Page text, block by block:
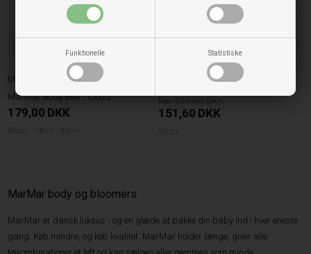
Funktionelle Statistiske
Marmar Copenhagen
Marmar Body Belli - Cloud
179,00 DKK
62cm 74cm 80cm
Marmar Copenhagen
151,60 DKK
92cm
MarMar body og bloomers
MarMar er dansk luksus - og en glæde at pakke din baby ind i hver eneste
gang. Køb mindre, og køb kvalitet. MarMar holder længe, giver alle